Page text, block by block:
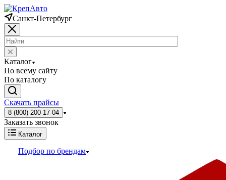
Санкт-Петербург
Каталог
По всему сайту
По каталогу
Скачать прайсы
8 (800) 200-17-04
Заказать звонок
Каталог
Подбор по брендам